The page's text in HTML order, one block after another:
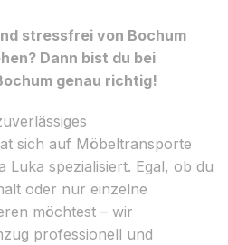
stressfrei von Bochum
Dann bist du bei
genau richtig!
sich auf Möbeltransporte
Luka spezialisiert. Egal, ob du
oder nur einzelne
möchtest – wir
professionell und